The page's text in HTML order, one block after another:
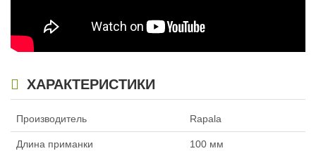
Воблер Rapala Down Deep Husky
Jerk до 5,5 м (14см, 23гр) YP
899
Воблер Rapala Down Deep Husky
Jerk до 5,5 м (14см, 23гр) GTU
ХАРАКТЕРИСТИКИ
Производитель Rapala
Длина приманки 100 мм